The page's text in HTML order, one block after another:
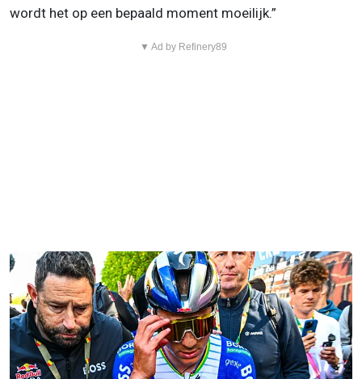
wordt het op een bepaald moment moeilijk.”
▼ Ad by Refinery89